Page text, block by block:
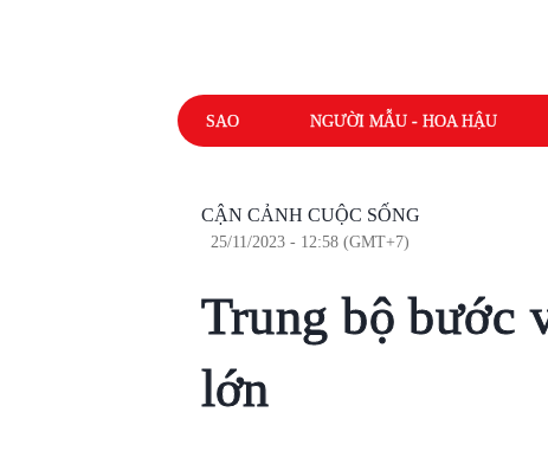
SAO NGƯỜI MẪU - HOA HẬU
CẬN CẢNH CUỘC SỐNG
25/11/2023 - 12:58 (GMT+7)
Trung bộ bước
lớn